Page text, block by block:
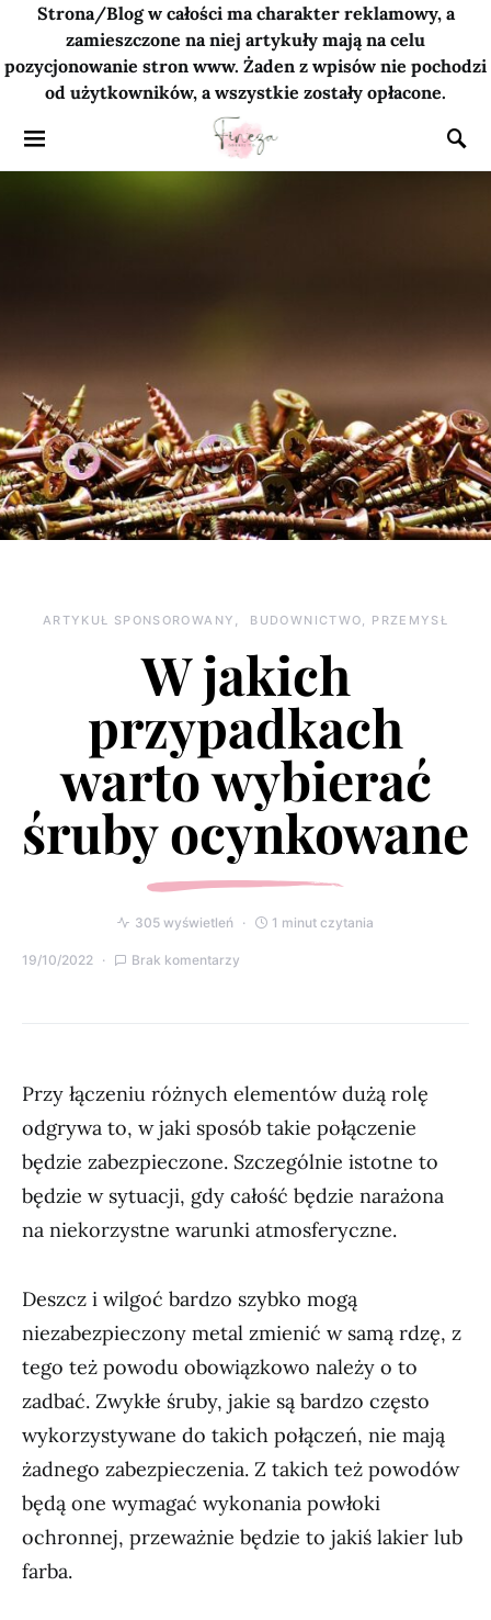
Strona/Blog w całości ma charakter reklamowy, a
zamieszczone na niej artykuły mają na celu
pozycjonowanie stron www. Żaden z wpisów nie pochodzi
od użytkowników, a wszystkie zostały opłacone.
ARTYKUŁ SPONSOROWANY BUDOWNICTWO, PRZEMYSŁ
W jakich
przypadkach
warto wybierać
śruby ocynkowane
305 wyświetleń 1 minut czytania
19/10/2022 Brak komentarzy
Przy łączeniu różnych elementów dużą rolę
odgrywa to, w jaki sposób takie połączenie
będzie zabezpieczone. Szczególnie istotne to
będzie w sytuacji, gdy całość będzie narażona
na niekorzystne warunki atmosferyczne.
Deszcz i wilgoć bardzo szybko mogą
niezabezpieczony metal zmienić w samą rdzę, z
tego też powodu obowiązkowo należy o to
zadbać. Zwykłe śruby, jakie są bardzo często
wykorzystywane do takich połączeń, nie mają
żadnego zabezpieczenia. Z takich też powodów
będą one wymagać wykonania powłoki
ochronnej, przeważnie będzie to jakiś lakier lub
farba.